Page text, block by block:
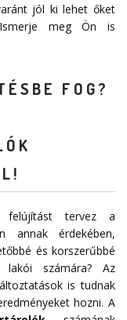
jól ki lehet őket
meg Ön is
FOG?
felújítást tervez a
annak érdekében,
és korszerűbbé
számára? Az
is tudnak
hozni. A